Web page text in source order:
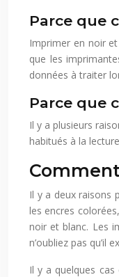
Parce que
Imprimer en noir
que les
données à traiter
Parce que
Il y a plusieurs
habitués à la
Il y a deux raisons
les encres
noir et blanc. Les
n’oubliez pas qu’il
Il y a quelques